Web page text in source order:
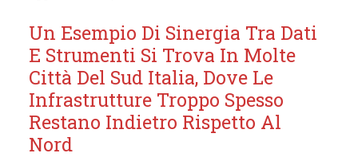
Un Esempio Di Sinergia Tra Dati
E Strumenti Si Trova In Molte
Città Del Sud Italia, Dove Le
Infrastrutture Troppo Spesso
Restano Indietro Rispetto Al
Nord